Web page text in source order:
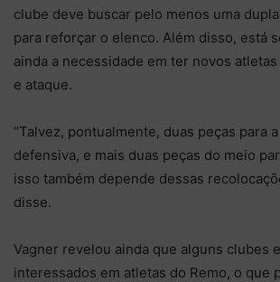
clube deve buscar pelo menos uma
para reforçar o elenco. Além disso, está
ainda a necessidade em ter novos
e ataque.
“Talvez, pontualmente, duas peças para
defensiva, e mais duas peças do meio
isso também depende dessas
disse.
Vagner revelou ainda que alguns clubes
interessados em atletas do Remo, o que